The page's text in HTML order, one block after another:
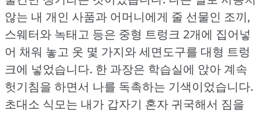
않는 내 개인 사품과 어머니에게 줄 선물인 조끼,
스웨터와 녹태고 등은 중형 트렁크 2개에 집어넣
어 채워 놓고 옷 몇 가지와 세면도구를 대형 트렁
크에 넣었습니다. 한 과장은 학습실에 앉아 계속
헛기침을 하면서 나를 독촉하는 기색이었습니다.
초대소 식모는 내가 갑자기 혼자 귀국해서 짐을